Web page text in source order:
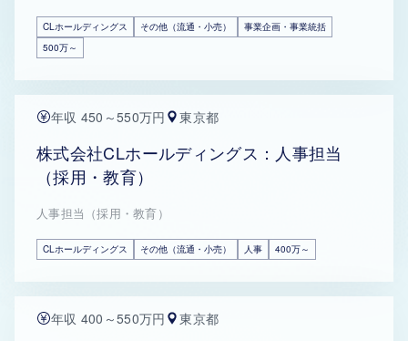
CLホールディングス その他（流通・小売）
事業企画・事業統括
500万～
年収 450～550万円 東京都
株式会社CLホールディングス：人事担当
（採用・教育）
人事担当（採用・教育）
CLホールディングス その他（流通・小売） 人事 400万～
年収 400～550万円 東京都